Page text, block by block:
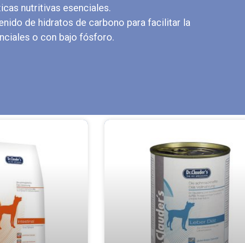
nutritivas esenciales.
de hidratos de carbono para facilitar la
o con bajo fósforo.